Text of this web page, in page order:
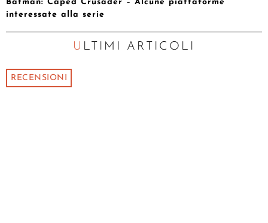
Batman: Caped Crusader – Alcune piattaforme
interessate alla serie
ULTIMI ARTICOLI
RECENSIONI